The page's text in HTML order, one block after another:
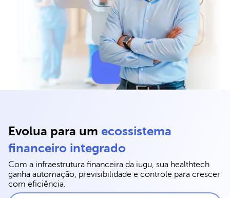
Evolua para um ecossistema
financeiro integrado
Com a infraestrutura financeira da iugu, sua healthtech
ganha automação, previsibilidade e controle para crescer
com eficiência.